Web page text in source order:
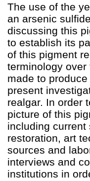
The use of the
an arsenic
discussing this
to establish its
of this pigment
terminology over
made to
present
realgar. In order
picture of this
including current
restoration, art
sources and
interviews and
institutions in